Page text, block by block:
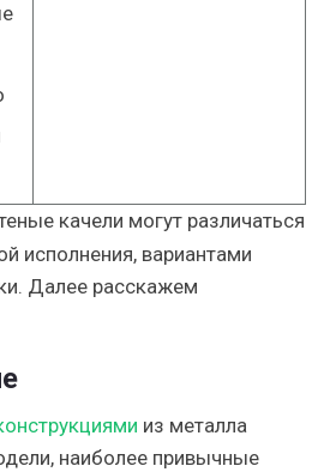
качели могут различаться
исполнения, вариантами
Далее расскажем
из металла
наиболее привычные